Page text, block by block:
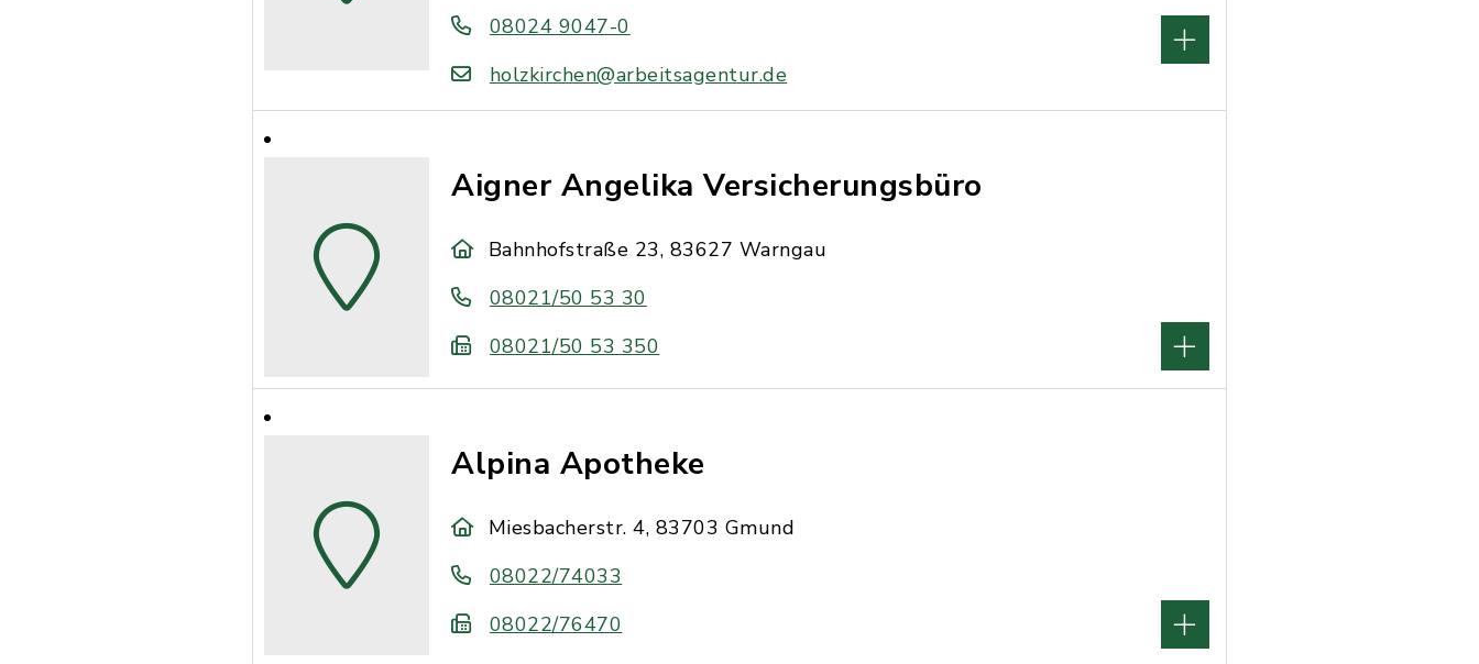
08024 9047-0
holzkirchen@arbeitsagentur.de
Aigner Angelika Versicherungsbüro
Bahnhofstraße 23, 83627 Warngau
08021/50 53 30
08021/50 53 350
Alpina Apotheke
Miesbacherstr. 4, 83703 Gmund
08022/74033
08022/76470